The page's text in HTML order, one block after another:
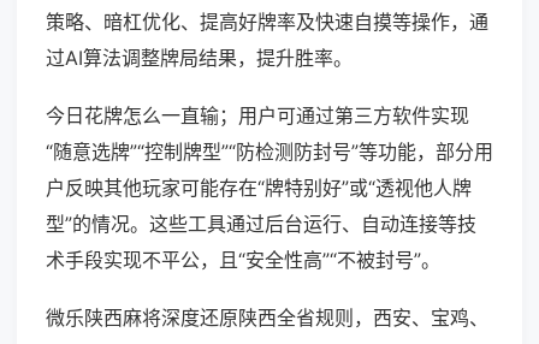
策略、暗杠优化、提高好牌率及快速自摸等操作，通
过AI算法调整牌局结果，提升胜率。
今日花牌怎么一直输；用户可通过第三方软件实现
“随意选牌”“控制牌型”“防检测防封号”等功能，部分用
户反映其他玩家可能存在“牌特别好”或“透视他人牌
型”的情况。这些工具通过后台运行、自动连接等技
术手段实现不平公，且“安全性高”“不被封号”。
微乐陕西麻将深度还原陕西全省规则，西安、宝鸡、